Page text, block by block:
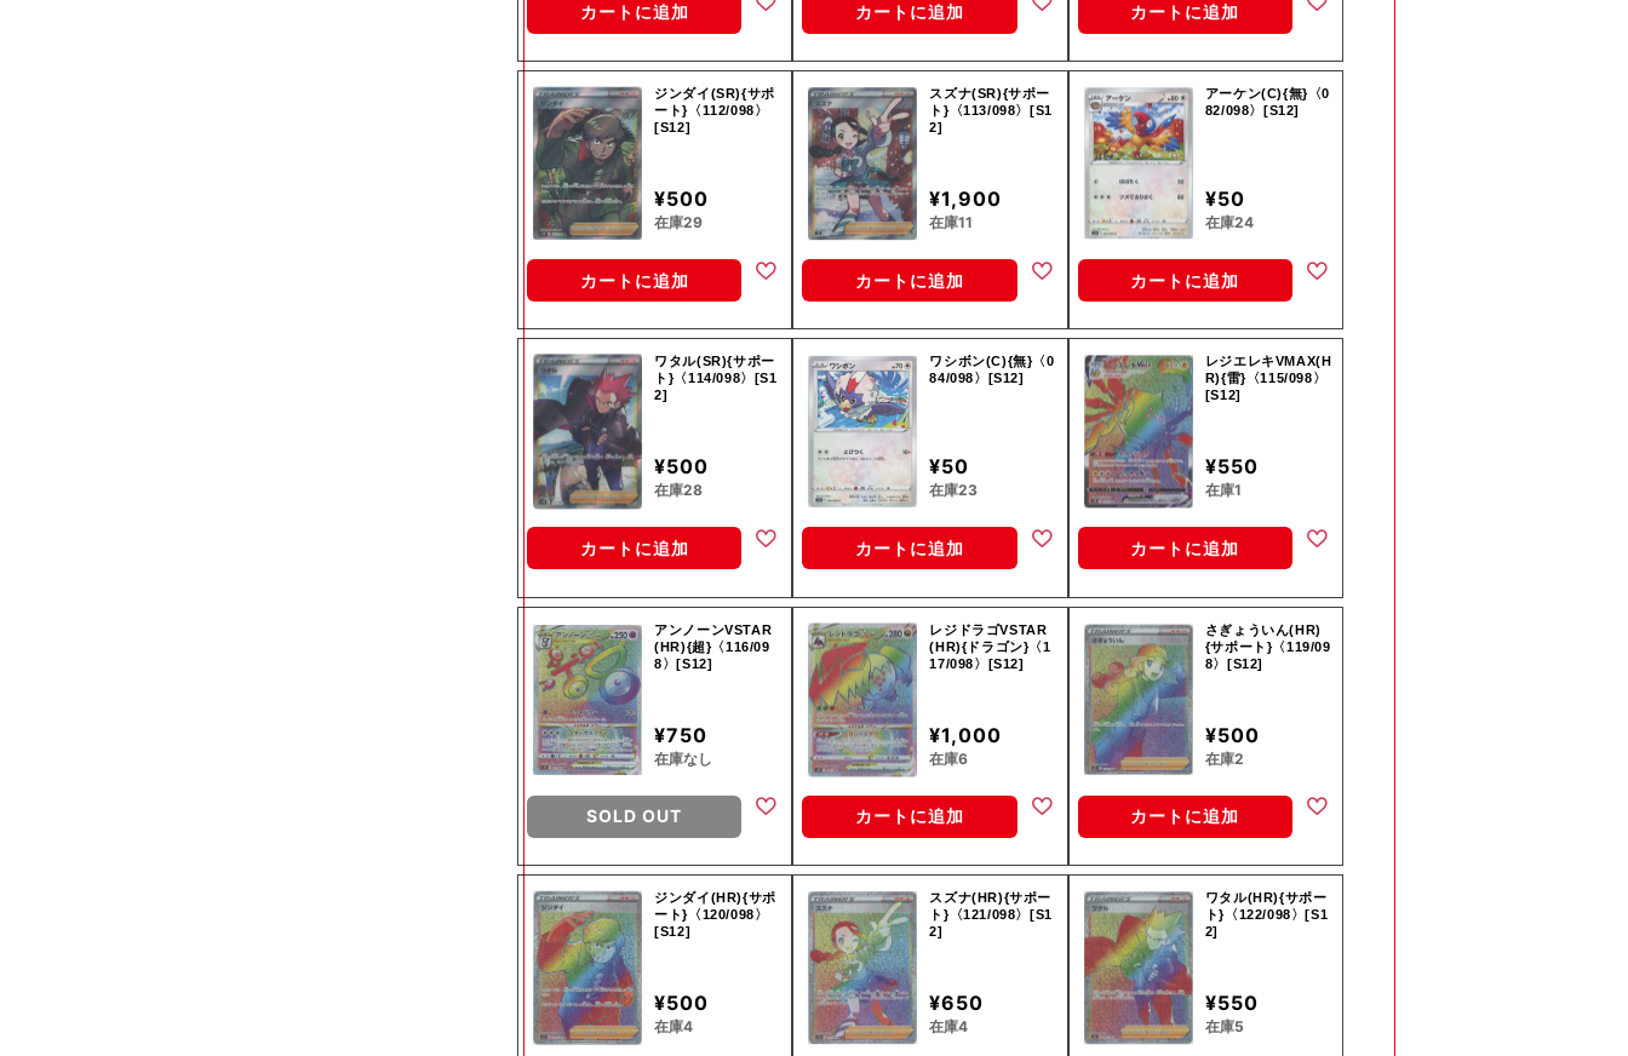
カートに追加 カートに追加 カートに追加
ジンダイ(SR){サポ
ート}〈112/098〉
[S12]
¥500
在庫29
カートに追加
スズナ(SR){サポー
ト}〈113/098〉[S1
2]
¥1,900
在庫11
カートに追加
アーケン(C){無}〈0
82/098〉[S12]
¥50
在庫24
カートに追加
ワタル(SR){サポー
ト}〈114/098〉[S1
2]
¥500
在庫28
カートに追加
ワシボン(C){無}〈0
84/098〉[S12]
¥50
在庫23
カートに追加
レジエレキVMAX(H
R){雷}〈115/098〉
[S12]
¥550
在庫1
カートに追加
アンノーンVSTAR
(HR){超}〈116/09
8〉[S12]
¥750
在庫なし
SOLD OUT
レジドラゴVSTAR
(HR){ドラゴン}〈1
17/098〉[S12]
¥1,000
在庫6
カートに追加
さぎょういん(HR)
{サポート}〈119/09
8〉[S12]
¥500
在庫2
カートに追加
ジンダイ(HR){サポ
ート}〈120/098〉
[S12]
¥500
在庫4
スズナ(HR){サポー
ト}〈121/098〉[S1
2]
¥650
在庫4
ワタル(HR){サポー
ト}〈122/098〉[S1
2]
¥550
在庫5